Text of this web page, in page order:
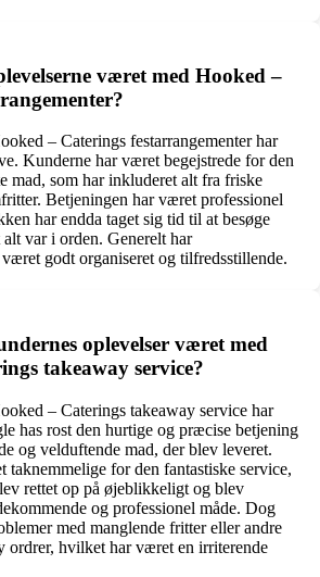
været med Hooked –
– Caterings festarrangementer har
Kunderne har været begejstrede for den
mad, som har inkluderet alt fra friske
Betjeningen har været professionel
har endda taget sig tid til at besøge
var i orden. Generelt har
været godt organiseret og tilfredsstillende.
oplevelser været med
takeaway service?
– Caterings takeaway service har
has rost den hurtige og præcise betjening
og velduftende mad, der blev leveret.
taknemmelige for den fantastiske service,
rettet op på øjeblikkeligt og blev
og professionel måde. Dog
med manglende fritter eller andre
ordrer, hvilket har været en irriterende